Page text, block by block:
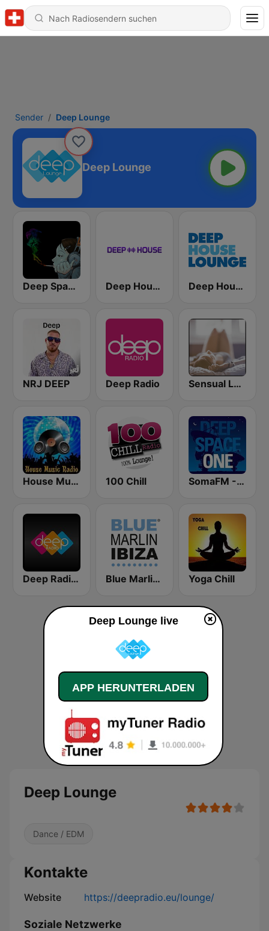
Sender Deep Lounge
Deep Lounge
Deep Space Chill Deep House Radio Deep House Lounge
NRJ DEEP Deep Radio Sensual Lounge
House Music Radio 100 Chill SomaFM - Deep Space One
Deep Radio Europe Blue Marlin Ibiza Radio Yoga Chill
Deep Lounge
Dance / EDM
Kontakte
Website https://deepradio.eu/lounge/
Soziale Netzwerke
Deep Lounge live
APP HERUNTERLADEN